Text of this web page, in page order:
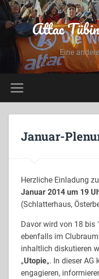
Attac
Eine
Januar-
Herzliche Einladung
Januar 2014 um 19
(Schlatterhaus,
Davor wird von 18 bis
ebenfalls im
inhaltlich diskutieren
„Utopie„. In dieser AG
engagieren,